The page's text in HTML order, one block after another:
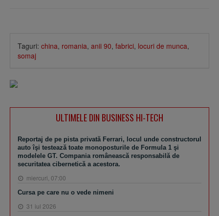
Taguri: china, romania, anii 90, fabrici, locuri de munca,
somaj
ULTIMELE DIN BUSINESS HI-TECH
Reportaj de pe pista privată Ferrari, locul unde constructorul
auto îşi testează toate monoposturile de Formula 1 şi
modelele GT. Compania românească responsabilă de
securitatea cibernetică a acestora.
miercuri, 07:00
Cursa pe care nu o vede nimeni
31 iul 2026